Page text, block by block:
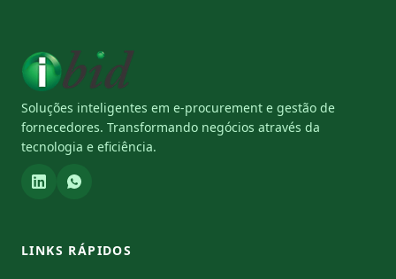
Soluções inteligentes em e-procurement e gestão de
fornecedores. Transformando negócios através da
tecnologia e eficiência.
LINKS RÁPIDOS